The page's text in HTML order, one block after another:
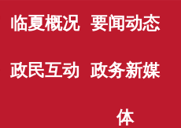
临夏概况 要闻动态
政民互动 政务新媒
体